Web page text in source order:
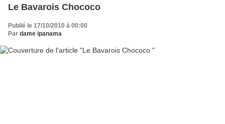
Le Bavarois Chococo
Publié le 17/10/2010 à 00:00
Par dame ipanama